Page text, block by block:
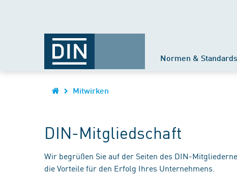
Normen & Standards
Mitwirken
DIN-Mitgliedschaft
Wir begrüßen Sie auf der Seiten des DIN-
die Vorteile für den Erfolg Ihres Unternehmens.